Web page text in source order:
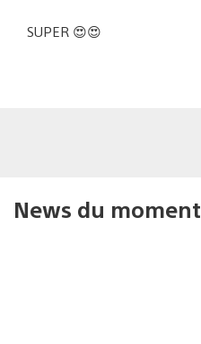
SUPER 😍😍
News du moment